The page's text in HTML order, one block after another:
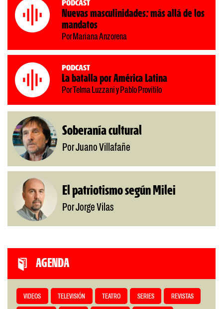
Podcast
Nuevas masculinidades: más allá de los
mandatos
Por Mariana Anzorena
Podcast
La batalla por América Latina
Por Telma Luzzani y Pablo Provitilo
Soberanía cultural
Por Juano Villafañe
El patriotismo según Milei
Por Jorge Vilas
AGENDA
VIDEOS TELEVISIÓN TEATRO SERIES REVISTAS